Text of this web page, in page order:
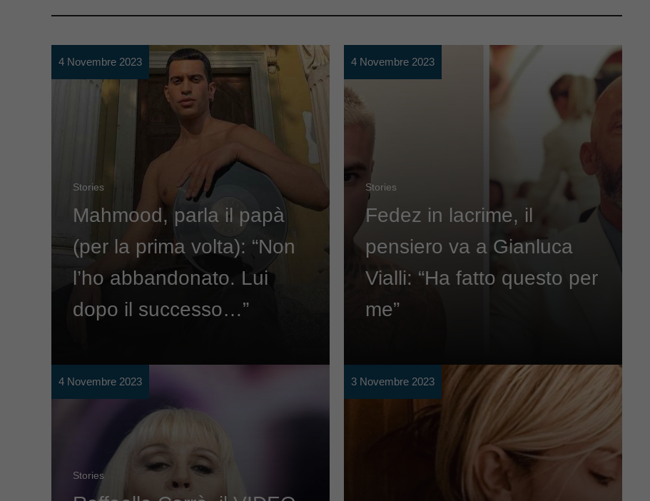
4 Novembre 2023
Stories
Mahmood, parla il papà
(per la prima volta): “Non
l’ho abbandonato. Lui
dopo il successo…”
4 Novembre 2023
Stories
Fedez in lacrime, il
pensiero va a Gianluca
Vialli: “Ha fatto questo per
me”
4 Novembre 2023
Stories
3 Novembre 2023